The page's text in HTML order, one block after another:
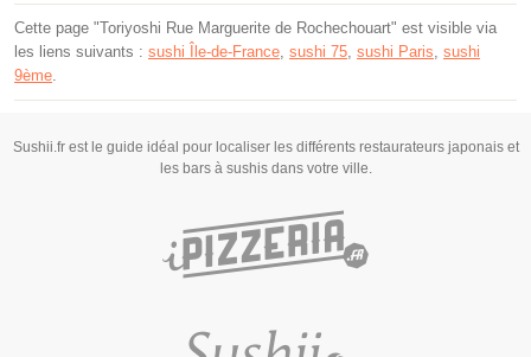
Cette page "Toriyoshi Rue Marguerite de Rochechouart" est visible via
les liens suivants : sushi Île-de-France sushi 75 sushi Paris sushi
9ème
Sushii.fr est le guide idéal pour localiser les différents restaurateurs japonais et
les bars à sushis dans votre ville.